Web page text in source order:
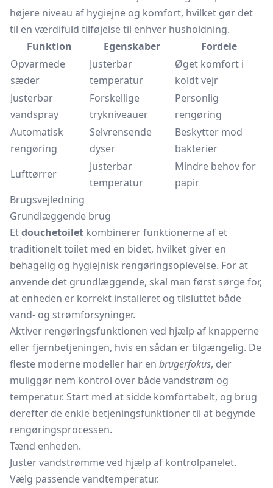
højere niveau af hygiejne og komfort, hvilket gør det
til en værdifuld tilføjelse til enhver husholdning.
Funktion
Egenskaber
Fordele
Opvarmede
sæder
Justerbar
temperatur
Øget komfort i
koldt vejr
Justerbar
vandspray
Forskellige
trykniveauer
Personlig
rengøring
Automatisk
rengøring
Selvrensende
dyser
Beskytter mod
bakterier
Lufttørrer
Justerbar
temperatur
Mindre behov for
papir
Brugsvejledning
Grundlæggende brug
Etdouchetoilet kombinerer funktionerne af et
traditionelt toilet med en bidet, hvilket giver en
behagelig og hygiejnisk rengøringsoplevelse. For at
anvende det grundlæggende, skal man først sørge for,
at enheden er korrekt installeret og tilsluttet både
vand- og strømforsyninger.
Aktiver rengøringsfunktionen ved hjælp af knapperne
eller fjernbetjeningen, hvis en sådan er tilgængelig. De
fleste moderne modeller har en brugerfokus, der
muliggør nem kontrol over både vandstrøm og
temperatur. Start med at sidde komfortabelt, og brug
derefter de enkle betjeningsfunktioner til at begynde
rengøringsprocessen.
Tænd enheden.
Juster vandstrømme ved hjælp af kontrolpanelet.
Vælg passende vandtemperatur.